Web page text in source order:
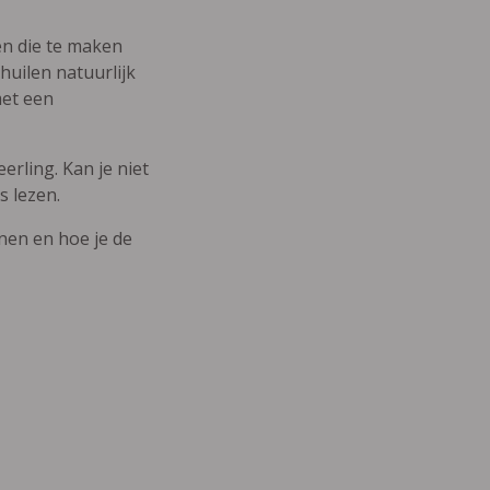
die te maken
natuurlijk
een
Kan je niet
lezen.
en hoe je de